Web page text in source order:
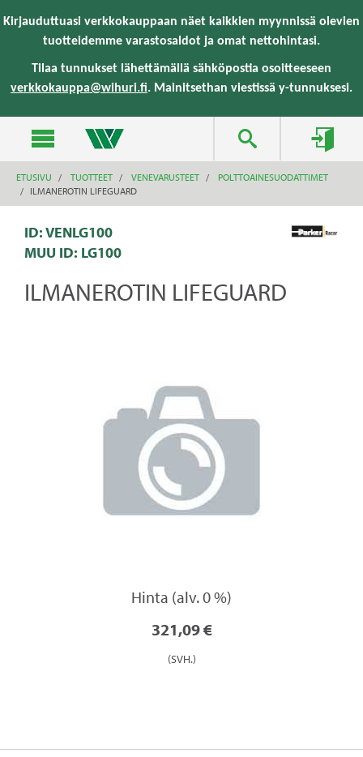
Kirjauduttuasi verkkokauppaan näet kaikkien myynnissä olevien
tuotteidemme varastosaldot ja omat nettohintasi.
Tilaa tunnukset lähettämällä sähköpostia osoitteeseen
verkkokauppa@wihuri.fi. Mainitsethan viestissä y-tunnuksesi.
ETUSIVU TUOTTEET VENEVARUSTEET
POLTTOAINESUODATTIMET
ILMANEROTIN LIFEGUARD
ID: VENLG100
MUU ID: LG100
ILMANEROTIN LIFEGUARD
Hinta (alv. 0 %)
321,09 €
(SVH.)